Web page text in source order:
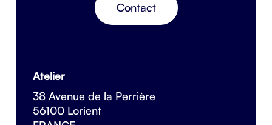
Contact
Atelier
38 Avenue de la Perrière
56100 Lorient